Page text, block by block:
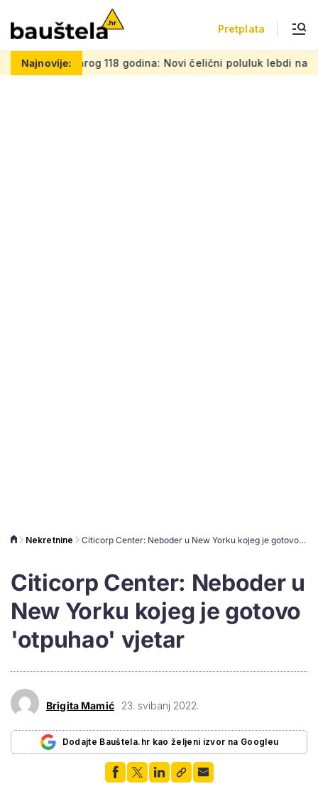
Pretplata
Najnovije:
118 godina: Novi čelični poluluk lebdi nad dramatičnim
Nekretnine Citicorp Center: Neboder u New Yorku kojeg je gotovo 'otpuhao' vjetar
Citicorp Center: Neboder u
New Yorku kojeg je gotovo
'otpuhao' vjetar
Brigita Mamić 23. svibanj 2022.
Dodajte Bauštela.hr kao željeni izvor na Googleu